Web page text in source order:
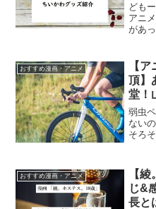
ども
アニ
があ
つか
かわ
おすすめ漫画・アニメ
【
頂】
堂！
ち？
弱虫
ない
そろ
しむ
けて
おすすめ漫画・アニメ
【
じ&
長と